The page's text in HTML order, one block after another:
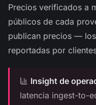
Precios verificados a
públicos de cada
publican precios —
reportadas por
Insight de
latencia ingest-to-